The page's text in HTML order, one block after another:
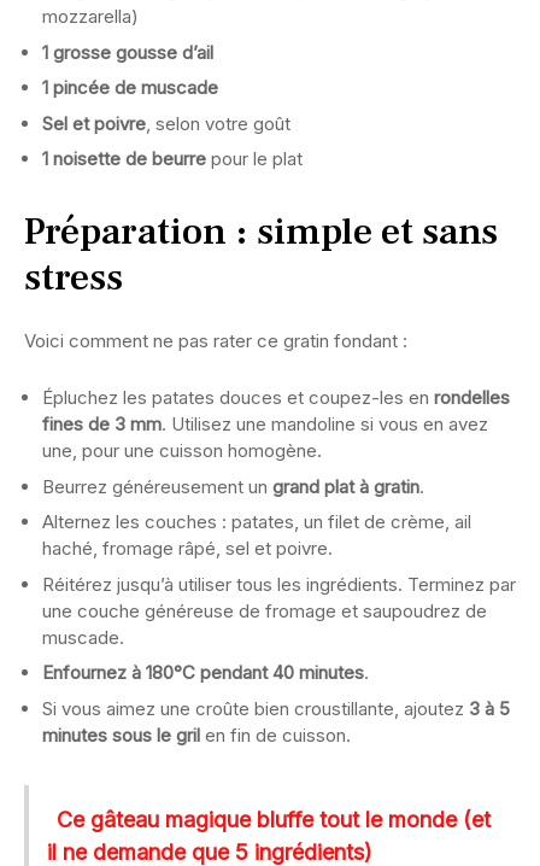
mozzarella)
1 grosse gousse d’ail
1 pincée de muscade
Sel et poivre , selon votre goût
1 noisette de beurre pour le plat
Préparation : simple et sans
stress
Voici comment ne pas rater ce gratin fondant :
Épluchez les patates douces et coupez-les en rondelles
fines de 3 mm. Utilisez une mandoline si vous en avez
une, pour une cuisson homogène.
Beurrez généreusement un grand plat à gratin.
Alternez les couches : patates, un filet de crème, ail
haché, fromage râpé, sel et poivre.
Réitérez jusqu’à utiliser tous les ingrédients. Terminez par
une couche généreuse de fromage et saupoudrez de
muscade.
Enfournez à 180°C pendant 40 minutes.
Si vous aimez une croûte bien croustillante, ajoutez 3 à 5
minutes sous le gril en fin de cuisson.
Ce gâteau magique bluffe tout le monde (et
il ne demande que 5 ingrédients)